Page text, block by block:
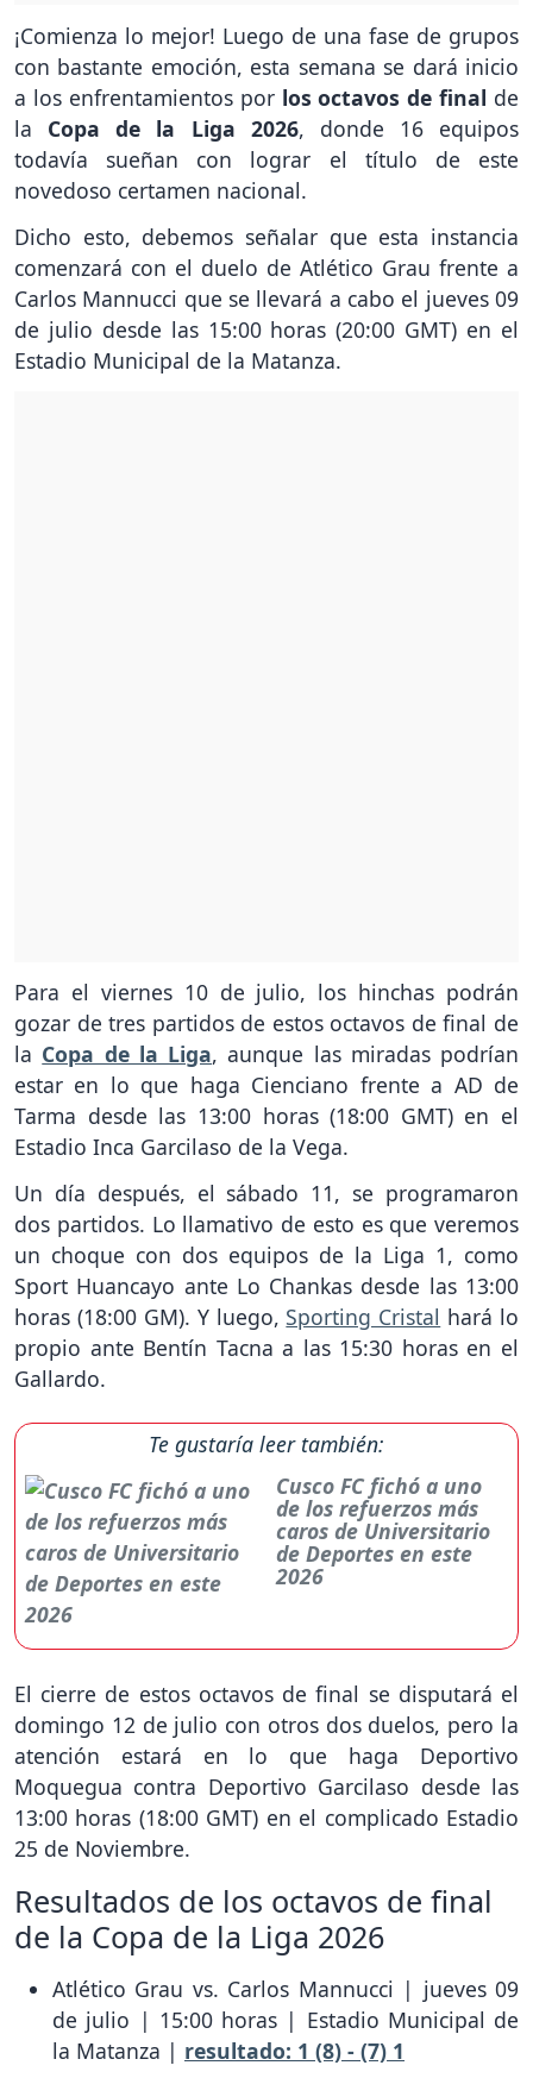
¡Comienza lo mejor! Luego de una fase de grupos
con bastante emoción, esta semana se dará inicio
a los enfrentamientos por los octavos de final de
la Copa de la Liga 2026, donde 16 equipos
todavía sueñan con lograr el título de este
novedoso certamen nacional.
Dicho esto, debemos señalar que esta instancia
comenzará con el duelo de Atlético Grau frente a
Carlos Mannucci que se llevará a cabo el jueves 09
de julio desde las 15:00 horas (20:00 GMT) en el
Estadio Municipal de la Matanza.
Para el viernes 10 de julio, los hinchas podrán
gozar de tres partidos de estos octavos de final de
la Copa de la Liga, aunque las miradas podrían
estar en lo que haga Cienciano frente a AD de
Tarma desde las 13:00 horas (18:00 GMT) en el
Estadio Inca Garcilaso de la Vega.
Un día después, el sábado 11, se programaron
dos partidos. Lo llamativo de esto es que veremos
un choque con dos equipos de la Liga 1, como
Sport Huancayo ante Lo Chankas desde las 13:00
horas (18:00 GM). Y luego, Sporting Cristal hará lo
propio ante Bentín Tacna a las 15:30 horas en el
Gallardo.
Te gustaría leer también:
Cusco FC fichó a uno
de los refuerzos más
caros de Universitario
de Deportes en este
2026
El cierre de estos octavos de final se disputará el
domingo 12 de julio con otros dos duelos, pero la
atención estará en lo que haga Deportivo
Moquegua contra Deportivo Garcilaso desde las
13:00 horas (18:00 GMT) en el complicado Estadio
25 de Noviembre.
Resultados de los octavos de final
de la Copa de la Liga 2026
Atlético Grau vs. Carlos Mannucci | jueves 09
de julio | 15:00 horas | Estadio Municipal de
la Matanza | resultado: 1 (8) - (7) 1